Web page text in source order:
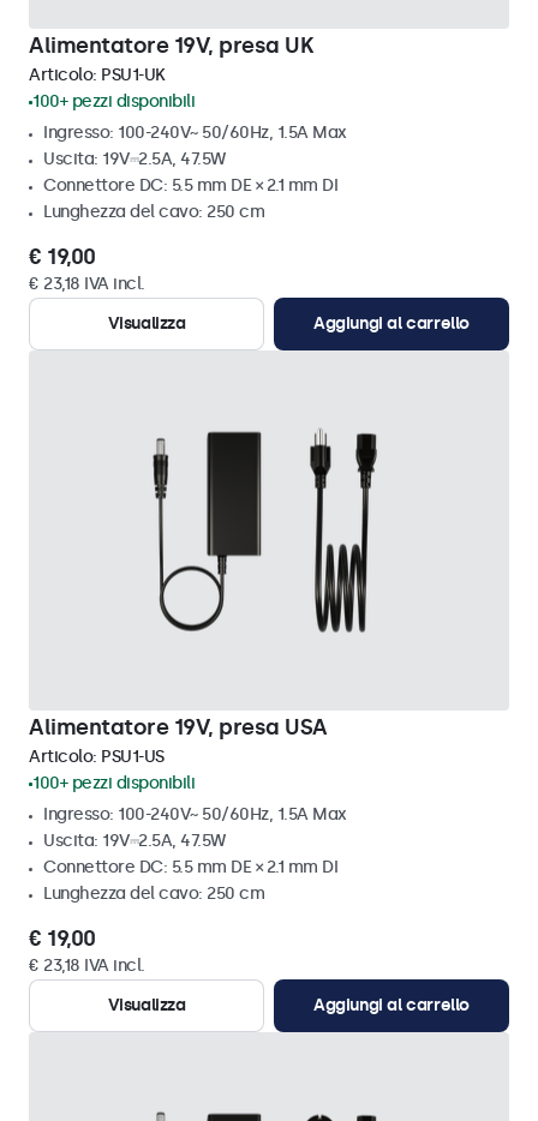
Alimentatore 19V, presa UK
Articolo: PSU1-UK
100+ pezzi disponibili
Ingresso: 100-240V~ 50/60Hz, 1.5A Max
Uscita: 19V⎓2.5A, 47.5W
Connettore DC: 5.5 mm DE × 2.1 mm DI
Lunghezza del cavo: 250 cm
€ 19,00
€ 23,18 IVA incl.
Visualizza
Aggiungi al carrello
Alimentatore 19V, presa USA
Articolo: PSU1-US
100+ pezzi disponibili
Ingresso: 100-240V~ 50/60Hz, 1.5A Max
Uscita: 19V⎓2.5A, 47.5W
Connettore DC: 5.5 mm DE × 2.1 mm DI
Lunghezza del cavo: 250 cm
€ 19,00
€ 23,18 IVA incl.
Visualizza
Aggiungi al carrello